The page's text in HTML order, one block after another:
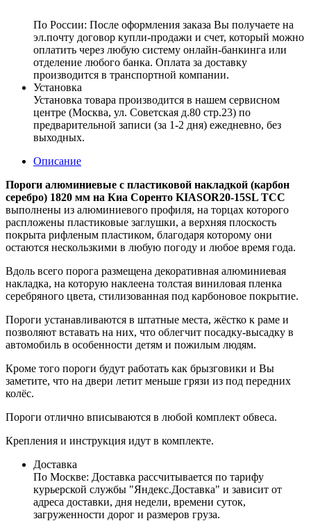
По России: После оформления заказа Вы получаете на
эл.почту договор купли-продажи и счет, который можно
оплатить через любую систему онлайн-банкинга или
отделение любого банка. Оплата за доставку
производится в транспортной компании.
Установка
Установка товара производится в нашем сервисном
центре (Москва, ул. Советская д.80 стр.23) по
предварительной записи (за 1-2 дня) ежедневно, без
выходных.
Описание
Пороги алюминиевые с пластиковой накладкой (карбон
серебро) 1820 мм на Киа Соренто KIASOR20-15SL ТСС
выполнены из алюминиевого профиля, на торцах которого
распложены пластиковые заглушки, а верхняя плоскость
покрыта рифленым пластиком, благодаря которому они
остаются нескользкими в любую погоду и любое время года.
Вдоль всего порога размещена декоративная алюминиевая
накладка, на которую наклеена толстая виниловая пленка
серебряного цвета, стилизованная под карбоновое покрытие.
Пороги устанавливаются в штатные места, жёстко к раме и
позволяют вставать на них, что облегчит посадку-высадку в
автомобиль в особенности детям и пожилым людям.
Кроме того пороги будут работать как брызговики и Вы
заметите, что на двери летит меньше грязи из под передних
колёс.
Пороги отлично вписываются в любой комплект обвеса.
Крепления и инструкция идут в комплекте.
Доставка
По Москве: Доставка рассчитывается по тарифу
курьерской службы "Яндекс.Доставка" и зависит от
адреса доставки, дня недели, времени суток,
загруженности дорог и размеров груза.